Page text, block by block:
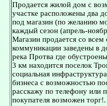
Продается жилой дом с
участке расположены два
под магазин (по желанию
каждый сезон (апрель-
Магазин продается со
коммуникации заведены в
река Протва где
3 км находится поселок
социальная
бизнеса с возможностью
расскажу по телефону или
покупателя возможен торг!.